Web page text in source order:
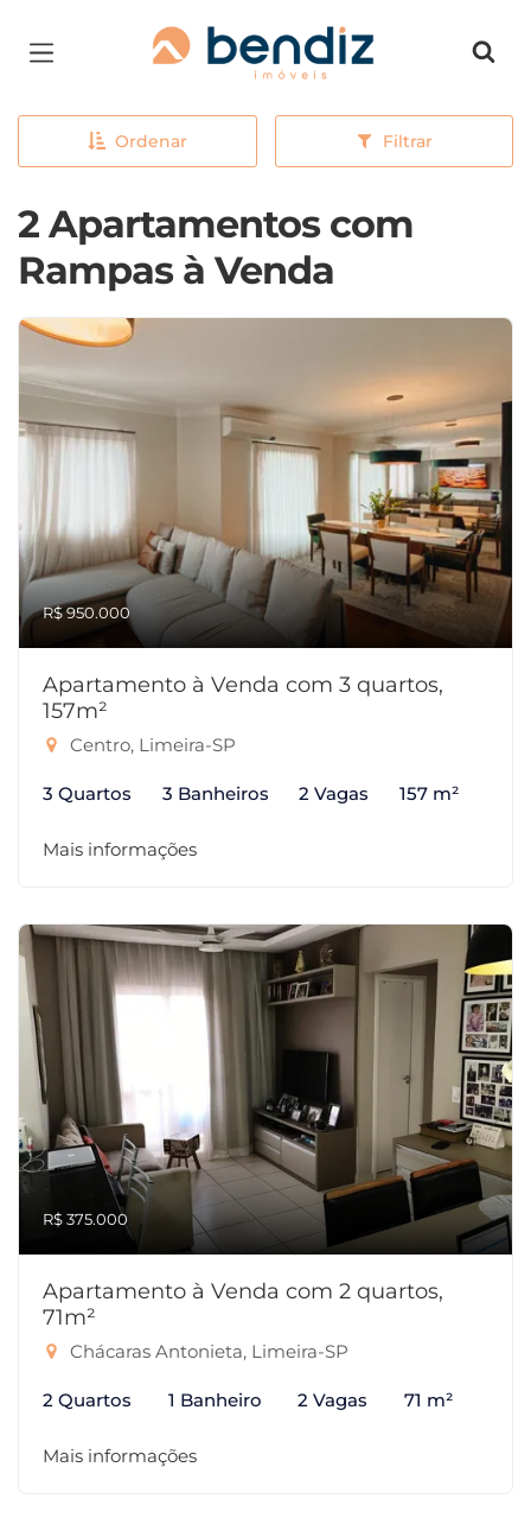
Página inicial
Ordenar Filtrar
2 Apartamentos com
Rampas à Venda
R$ 950.000
Apartamento à Venda com 3 quartos,
157m²
Centro, Limeira-SP
3 Quartos 3 Banheiros 2 Vagas 157 m²
Mais informações
R$ 375.000
Apartamento à Venda com 2 quartos,
71m²
Chácaras Antonieta, Limeira-SP
2 Quartos 1 Banheiro 2 Vagas 71 m²
Mais informações